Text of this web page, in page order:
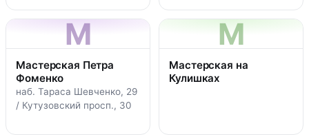
М
Мастерская Петра
Фоменко
наб. Тараса Шевченко, 29
/ Кутузовский просп., 30
М
Мастерская на
Кулишках